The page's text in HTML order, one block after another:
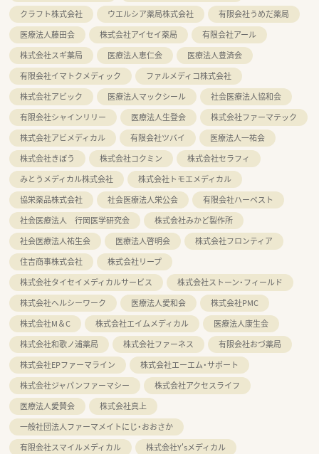
クラフト株式会社
ウエルシア薬局株式会社
有限会社うめだ薬局
医療法人藤田会
株式会社アイセイ薬局
有限会社アール
株式会社スギ薬局
医療法人恵仁会
医療法人豊済会
有限会社イマトクメディック
ファルメディコ株式会社
株式会社アビック
医療法人マックシール
社会医療法人協和会
有限会社シャインリリー
医療法人生登会
株式会社ファーマテック
株式会社アビメディカル
有限会社ツバイ
医療法人一祐会
株式会社きぼう
株式会社コクミン
株式会社セラフィ
みとうメディカル株式会社
株式会社トモエメディカル
協栄薬品株式会社
社会医療法人栄公会
有限会社ハーベスト
社会医療法人 行岡医学研究会
株式会社みかど製作所
社会医療法人祐生会
医療法人啓明会
株式会社フロンティア
住吉商事株式会社
株式会社リープ
株式会社タイセイメディカルサービス
株式会社ストーン・フィールド
株式会社ヘルシーワーク
医療法人愛和会
株式会社PMC
株式会社M＆C
株式会社エイムメディカル
医療法人康生会
株式会社和歌ノ浦薬局
株式会社ファーネス
有限会社おづ薬局
株式会社EPファーマライン
株式会社エーエム・サポート
株式会社ジャパンファーマシー
株式会社アクセスライフ
医療法人愛賛会
株式会社真上
一般社団法人ファーマメイトにじ・おおさか
有限会社スマイルメディカル
株式会社Y'sメディカル